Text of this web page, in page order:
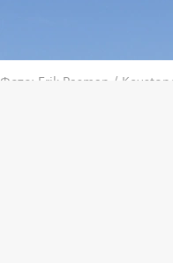
Фото: Erik Pasman /